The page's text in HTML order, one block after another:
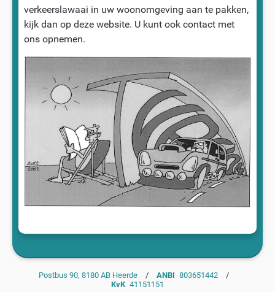
verkeerslawaai in uw woonomgeving aan te pakken,
kijk dan op deze website. U kunt ook contact met
ons opnemen.
Postbus 90, 8180 AB Heerde/ ANBI 803651442/
KvK 41151151